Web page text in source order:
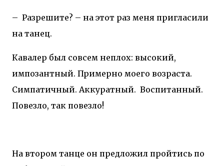
– Разрешите? – на этот раз меня пригласили
на танец.
Кавалер был совсем неплох: высокий,
импозантный. Примерно моего возраста.
Симпатичный. Аккуратный. Воспитанный.
Повезло, так повезло!
На втором танце он предложил пройтись по